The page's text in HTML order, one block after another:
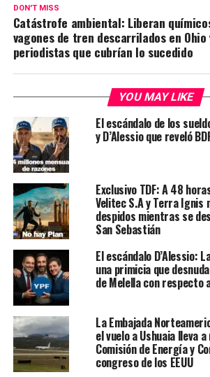
DON'T MISS
Catástrofe ambiental: Liberan
vagones de tren descarrilados en
periodistas que cubrían lo sucedido
YOU MAY LIKE
El escándalo de los
y D’Alessio que reveló
Exclusivo TDF: A 48
Velitec S.A y Terra Ignis
despidos mientras se
San Sebastián
El escándalo D’Alessio:
una primicia que
de Melella con respecto
La Embajada
el vuelo a Ushuaia lleva
Comisión de Energía y
congreso de los EEUU